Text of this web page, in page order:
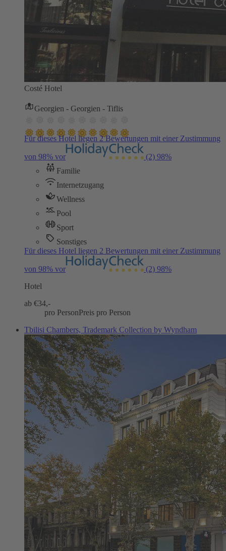
Costé Hotel
Georgien - Georgien - Tiflis
Für dieses Hotel liegen 2 Bewertungen mit einer Zustimmung
von 98% vor (2) 98%
Familie
Internetzugang
Wellness
Pool
Sport
Sonstiges
Für dieses Hotel liegen 2 Bewertungen mit einer Zustimmung
von 98% vor (2) 98%
Hotel
ab €34,-
pro PersonPreis pro Person
Tbilisi Chambers, Trademark Collection by Wyndham